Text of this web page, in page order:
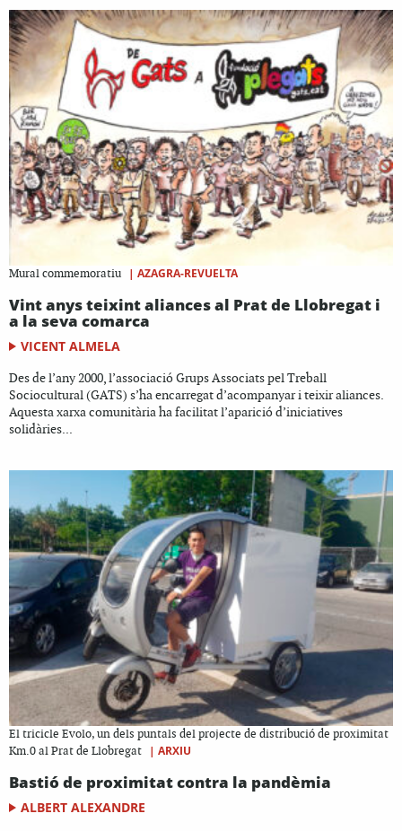
Mural commemoratiu | AZAGRA-REVUELTA
Vint anys teixint aliances al Prat de Llobregat i
a la seva comarca
VICENT ALMELA
Des de l’any 2000, l’associació Grups Associats pel Treball
Sociocultural (GATS) s’ha encarregat d’acompanyar i teixir aliances.
Aquesta xarxa comunitària ha facilitat l’aparició d’iniciatives
solidàries...
El tricicle Evolo, un dels puntals del projecte de distribució de proximitat
Km.0 al Prat de Llobregat
| ARXIU
Bastió de proximitat contra la pandèmia
ALBERT ALEXANDRE